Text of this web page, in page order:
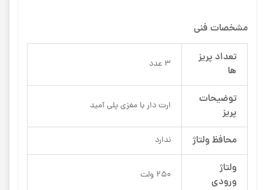
مشخصات فنی
تعداد پریز
ها
3 عدد
توضیحات
پریز
ارت دار با مغزی پلی آمید
محافظ ولتاژ ندارد
ولتاژ
ورودی
250 ولت